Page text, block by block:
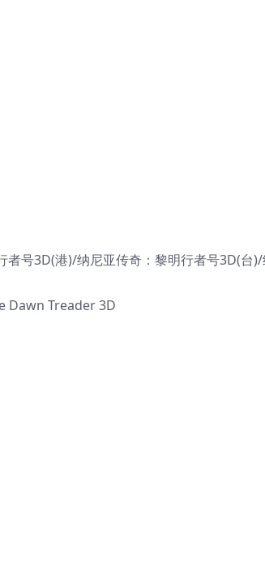
3D(港)/纳尼亚传奇：黎明行者号3D(台)/
Treader 3D